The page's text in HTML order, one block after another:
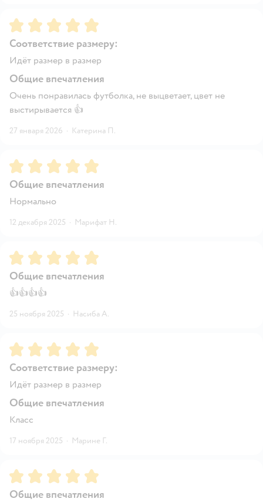
Рейтинг:5
Соответствие размеру:
Идёт размер в размер
Общие впечатления
Очень понравилась футболка, не выцветает, цвет не
выстирывается 👍
27 января 2026 · Катерина П.
Рейтинг:5
Общие впечатления
Нормально
12 декабря 2025 · Марифат Н.
Рейтинг:5
Общие впечатления
👍👍👍👍
25 ноября 2025 · Насиба А.
Рейтинг:5
Соответствие размеру:
Идёт размер в размер
Общие впечатления
Класс
17 ноября 2025 · Марине Г.
Рейтинг:5
Общие впечатления